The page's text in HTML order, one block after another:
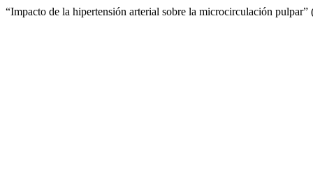
“Impacto de la hipertensión arterial sobre la microcirculación